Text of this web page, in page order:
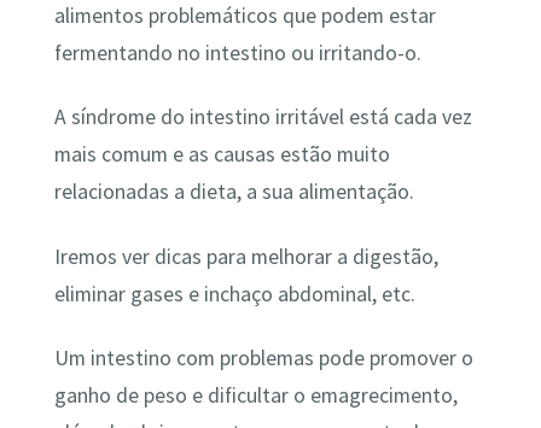
alimentos problemáticos que podem estar
fermentando no intestino ou irritando-o.
A síndrome do intestino irritável está cada vez
mais comum e as causas estão muito
relacionadas a dieta, a sua alimentação.
Iremos ver dicas para melhorar a digestão,
eliminar gases e inchaço abdominal, etc.
Um intestino com problemas pode promover o
ganho de peso e dificultar o emagrecimento,